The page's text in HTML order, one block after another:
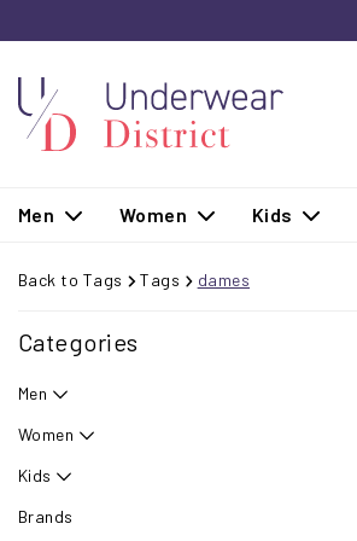
Men Women Kids
Back to Tags Tags dames
Categories
Men
Women
Kids
Brands